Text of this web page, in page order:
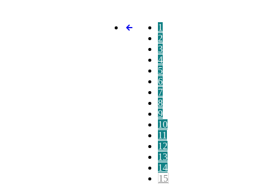
1
2
3
4
5
6
7
8
9
10
11
12
13
14
15